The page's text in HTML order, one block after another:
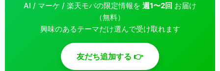
AI / マーケ / 楽天モバの限定情報を 週1〜2回 お届け
（無料）
興味のあるテーマだけ選んで受け取れます
友だち追加する 👉